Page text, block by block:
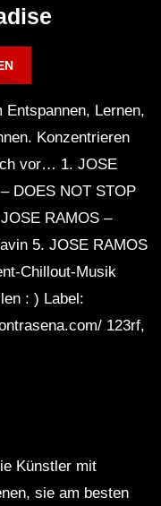
Age
– Faidel –
by Lauge &
music Mix |
music | Slow
Lernen,
Konzentrieren
vor… 1. JOSE
DOES NOT STOP
RAMOS –
5. JOSE RAMOS
Chillout-Musik
: ) Label:
123rf,
Künstler mit
sie am besten